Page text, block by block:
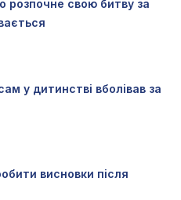
розпочне свою битву за
у дитинстві вболівав за
висновки після